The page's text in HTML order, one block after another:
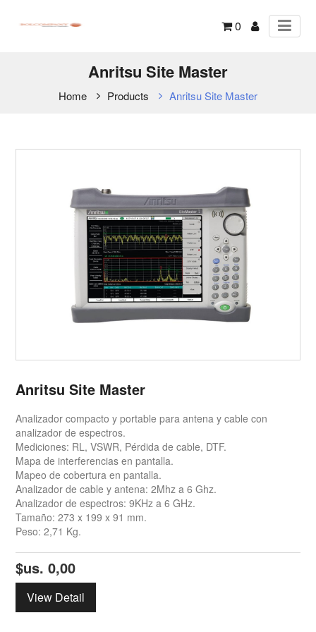
0
Anritsu Site Master
Home Products Anritsu Site Master
Anritsu Site Master
Analizador compacto y portable para antena y cable con
analizador de espectros.
Mediciones: RL, VSWR, Pérdida de cable, DTF.
Mapa de interferencias en pantalla.
Mapeo de cobertura en pantalla.
Analizador de cable y antena: 2Mhz a 6 Ghz.
Analizador de espectros: 9KHz a 6 GHz.
Tamaño: 273 x 199 x 91 mm.
Peso: 2,71 Kg.
$us.0,00
View Detail